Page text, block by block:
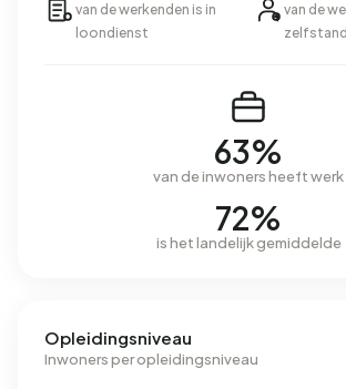
van de werkenden is in
loondienst
van de
63%
van de inwoners heeft werk
72%
is het landelijk gemiddelde
Opleidingsniveau
Inwoners per opleidingsniveau